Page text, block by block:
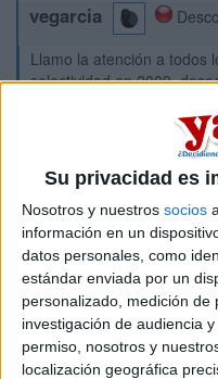
Su privacidad es
Nosotros y nuestros socios
información en un
datos personales, como
estándar enviada por un
personalizado, medición de
investigación de audiencia
permiso, nosotros y
localización geográfica
vegarcia
Llamo la atención a todos
selectividad en 2009,
tercera del Real Decreto
Selectividad a partir de
anterior no pueden
general de la prueba,
fase específica. Esto es
estudiantes de años
convocatorias y respecto
2010 que el número de
general. Quienes esteis en
alguien, quisiera que os
este foro, para que
competentes para que